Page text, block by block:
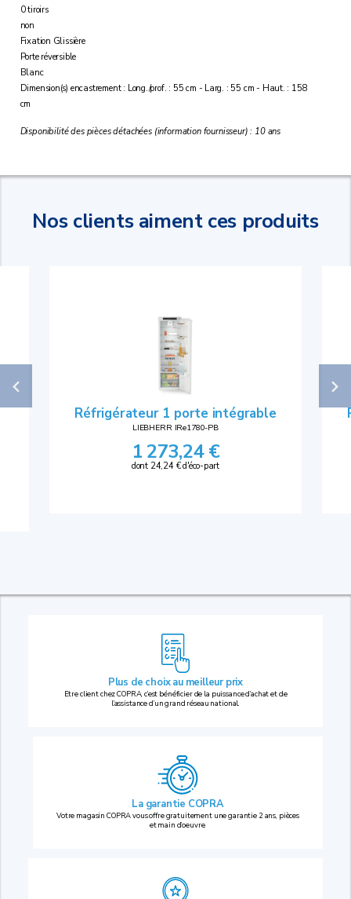
0 tiroirs
non
Fixation Glissière
Porte réversible
Blanc
Dimension(s) encastrement : Long./prof. : 55 cm - Larg. : 55 cm - Haut. : 158
cm
Disponibilité des pièces détachées (information fournisseur) : 10 ans
Nos clients aiment ces produits
Réfrigérateur 1 porte intégrable
LIEBHERR IRe1780-PB
1 273,24 €
dont 24,24 € d'éco-part
Plus de choix au meilleur prix
Etre client chez COPRA, c’est bénéficier de la puissance d’achat et de
l’assistance d’un grand réseau national.
La garantie COPRA
Votre magasin COPRA vous offre gratuitement une garantie 2 ans, pièces
et main d’oeuvre.